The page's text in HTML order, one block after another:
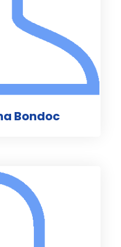
Bondoc